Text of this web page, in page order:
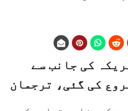
کی جانب سے
کی گئی، ترجمان